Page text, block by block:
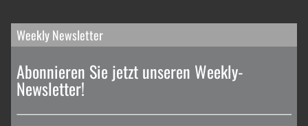
Weekly Newsletter
Abonnieren Sie jetzt unseren Weekly-
Newsletter!